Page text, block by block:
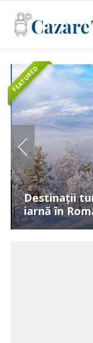
Destinații
iarnă în
FEATURED